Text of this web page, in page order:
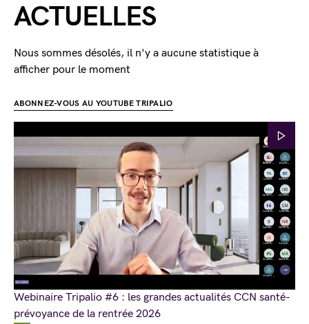
ACTUELLES
Nous sommes désolés, il n'y a aucune statistique à
afficher pour le moment
ABONNEZ-VOUS AU YOUTUBE TRIPALIO
Webinaire Tripalio #6 : les grandes actualités CCN santé-
prévoyance de la rentrée 2026